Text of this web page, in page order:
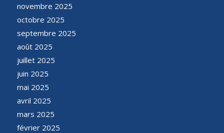
novembre 2025
octobre 2025
septembre 2025
août 2025
juillet 2025
juin 2025
mai 2025
avril 2025
mars 2025
février 2025